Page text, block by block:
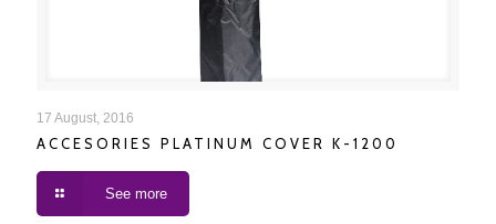
ACCESORIES PLATINUM COVER K-1200
17 August, 2016
ACCESORIES PLATINUM COVER K-1200
See more